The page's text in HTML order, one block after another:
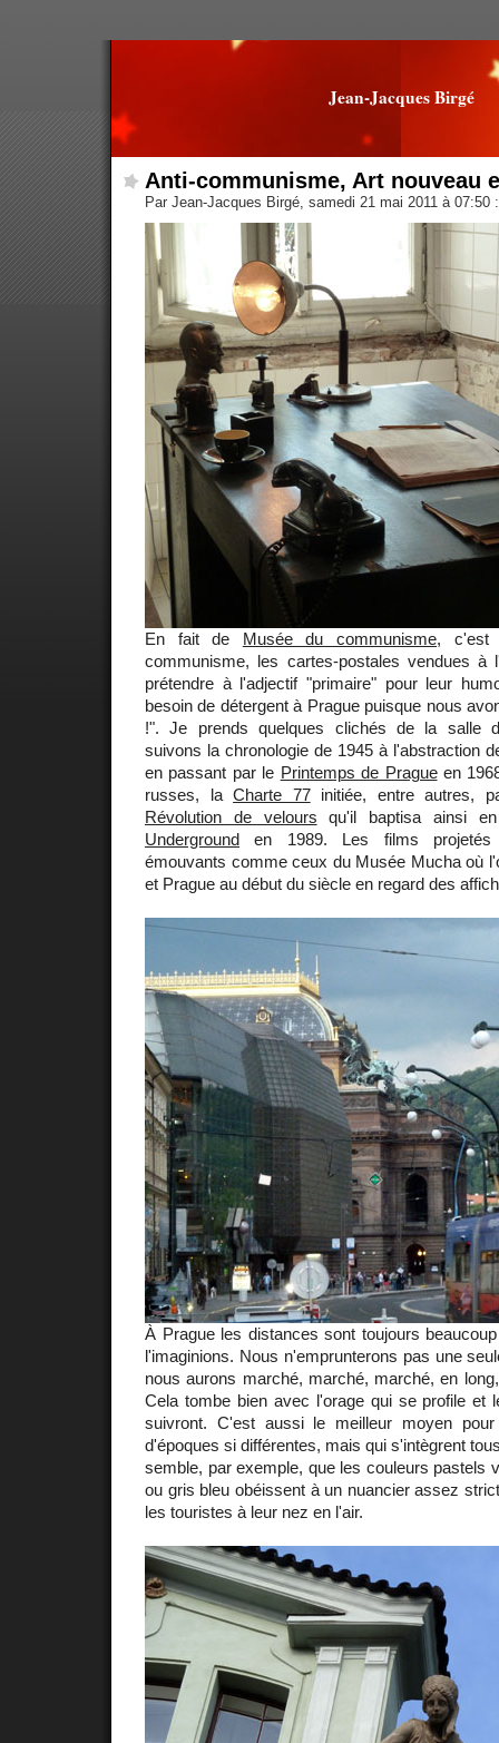
Jean-Jacques Birgé
Anti-communisme, Art nouveau
Par Jean-Jacques Birgé, samedi 21 mai 2011 à 07:50
En fait de Musée du communisme, c'est
communisme, les cartes-postales vendues à
prétendre à l'adjectif "primaire" pour leur
besoin de détergent à Prague puisque nous
!". Je prends quelques clichés de la salle
suivons la chronologie de 1945 à l'abstraction
en passant par le Printemps de Pragueen
russes, laCharte 77initiée, entre autres,
Révolution de velours qu'il baptisa ainsi
Underground en 1989. Les films projetés
émouvants comme ceux du Musée Mucha où
et Prague au début du siècle en regard des
À Prague les distances sont toujours
l'imaginions. Nous n'emprunterons pas une
nous aurons marché, marché, marché, en
Cela tombe bien avec l'orage qui se profile et
suivront. C'est aussi le meilleur moyen
d'époques si différentes, mais qui s'intègrent
semble, par exemple, que les couleurs pastels
ou gris bleu obéissent à un nuancier assez
les touristes à leur nez en l'air.